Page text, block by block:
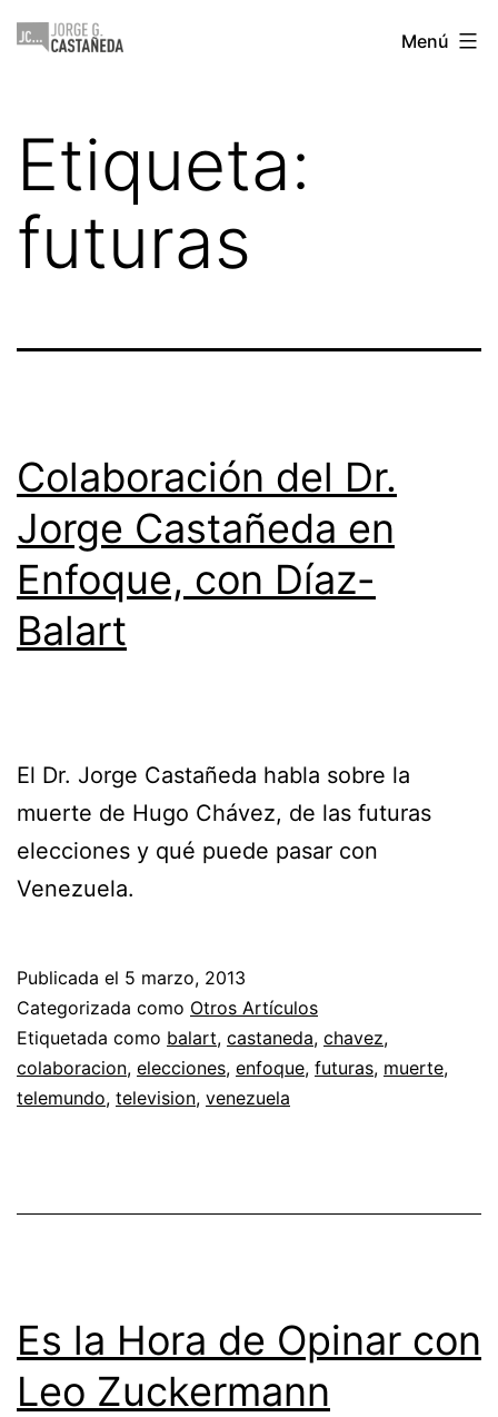
Saltar
Jorge
Menú
Etiqueta:
futuras
Colaboración del Dr.
Jorge Castañeda en
Enfoque, con Díaz-
Balart
El Dr. Jorge Castañeda habla sobre la
muerte de Hugo Chávez, de las futuras
elecciones y qué puede pasar con
Venezuela.
Publicada el 5 marzo, 2013
Categorizada como Otros Artículos
Etiquetada como balart, castaneda, chavez,
colaboracion, elecciones, enfoque, futuras, muerte,
telemundo, television, venezuela
Es la Hora de Opinar con
Leo Zuckermann